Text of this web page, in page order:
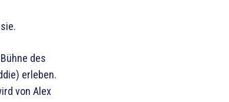
des
erleben.
von Alex